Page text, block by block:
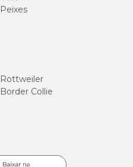
Peixes
Rottweiler
Border Collie